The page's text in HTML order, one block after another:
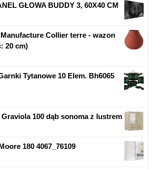
GŁOWA BUDDY 3, 60X40 CM
Collier terre - wazon
20 cm)
Tytanowe 10 Elem. Bh6065
100 dąb sonoma z lustrem
180 4067_76109